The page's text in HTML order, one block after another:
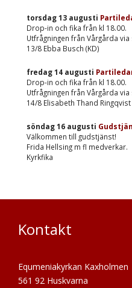
torsdag 13 augusti
Drop-in och fika från kl 18.00.
Utfrågningen från Vårgårda
13/8 Ebba Busch (KD)
fredag 14 augusti
Drop-in och fika från kl 18.00.
Utfrågningen från Vårgårda
14/8 Elisabeth Thand Ringqvist
söndag 16 augusti
Välkommen till gudstjänst!
Frida Hellsing m fl medverkar.
Kyrkfika
Kontakt
Equmeniakyrkan Kaxholmen
561 92 Huskvarna